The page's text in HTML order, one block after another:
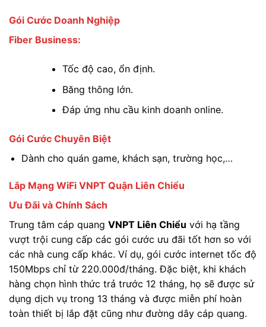
Gói Cước Doanh Nghiệp
Fiber Business:
Tốc độ cao, ổn định.
Băng thông lớn.
Đáp ứng nhu cầu kinh doanh online.
Gói Cước Chuyên Biệt
Dành cho quán game, khách sạn, trường học,…
Lắp Mạng WiFi VNPT Quận Liên Chiểu
Ưu Đãi và Chính Sách
Trung tâm cáp quang VNPT Liên Chiểu với hạ tầng
vượt trội cung cấp các gói cước ưu đãi tốt hơn so với
các nhà cung cấp khác. Ví dụ, gói cước internet tốc độ
150Mbps chỉ từ 220.000đ/tháng. Đặc biệt, khi khách
hàng chọn hình thức trả trước 12 tháng, họ sẽ được sử
dụng dịch vụ trong 13 tháng và được miễn phí hoàn
toàn thiết bị lắp đặt cũng như đường dây cáp quang.